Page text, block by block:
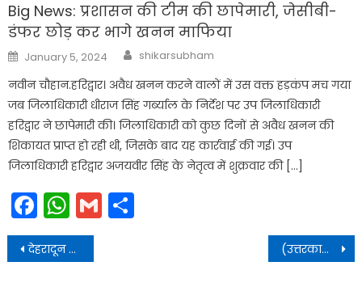
Big News: प्रशासन की टीम की छापेमारी, जेसीबी-
डंफर छोड़ कर भागे खनन माफिया
Posted
on
January 5, 2024 Author
shikarsubham
नवीन चौहान.हरिद्वार। अवैध खनन करने वालों में उस वक्त हड़कंप मच गया
जब जिलाधिकारी धीराज सिंह गर्ब्याल के निर्देश पर उप जिलाधिकारी
हरिद्वार ने छापेमारी की। जिलाधिकारी को कुछ दिनों से अवैध खनन की
शिकायत प्राप्त हो रही थी, जिसके बाद यह कार्रवाई की गई। उप
जिलाधिकारी हरिद्वार अजयवीर सिंह के नेतृत्व में शुक्रवार की […]
Facebook
WhatsApp
Gmail
Post
navigation
देहरादून के सामाजिक लोगों की पसंद बने पृथ्वीराज चौहान, भाजपा से मेयर के टिकट की मांग (उत्तरकाशी) प्रदर्शनकारीयों का पुलिस पर हमला.कई पुलिस कर्मी घायल